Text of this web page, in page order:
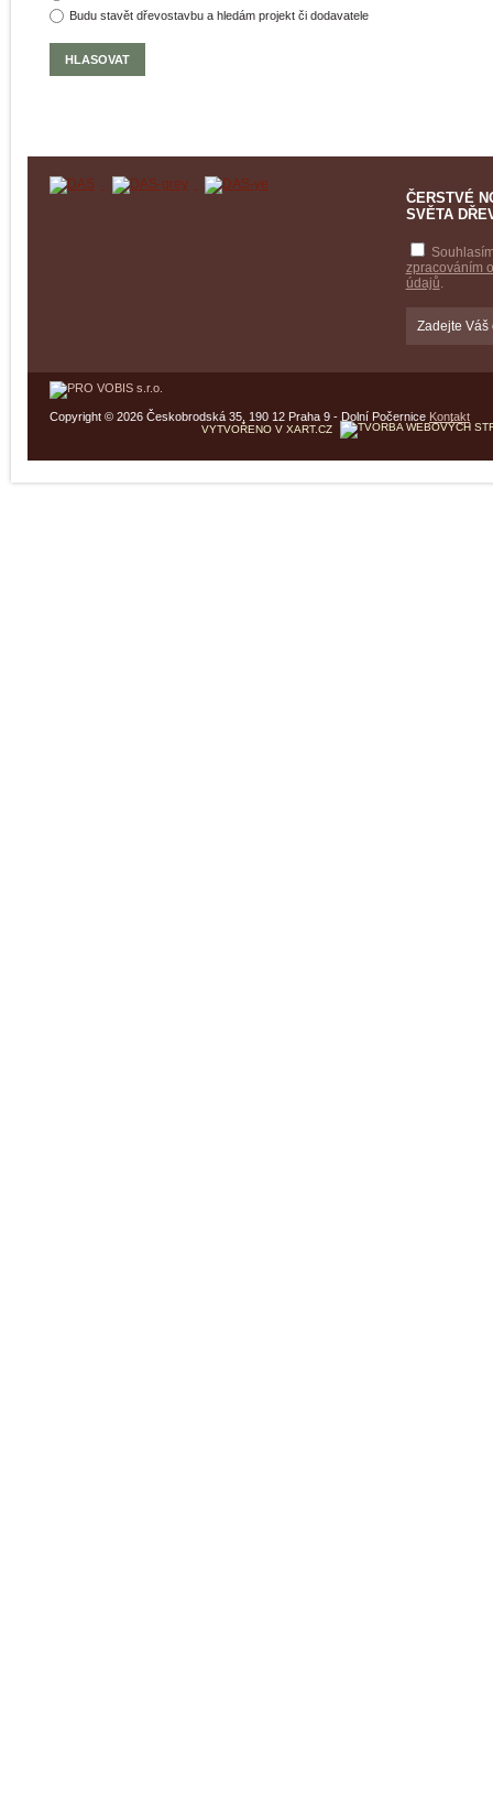
Budu stavět dřevostavbu a hledám projekt či dodavatele
ČERSTVÉ
SVĚTA
zpracováním
údajů
Copyright © 2026 Českobrodská 35, 190 12 Praha 9 - Dolní Počernice Kontakt
VYTVOŘENO V XART.CZ